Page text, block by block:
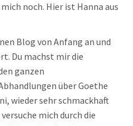
noch. Hier ist Hanna aus
Blog von Anfang an und
Du machst mir die
ganzen
über Goethe
wieder sehr schmackhaft
mich durch die